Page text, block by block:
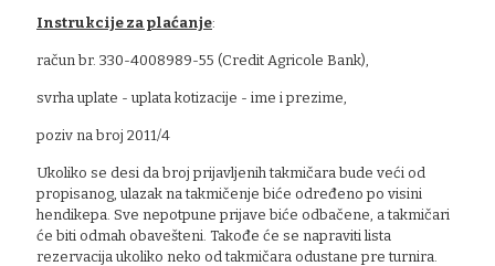
Instrukcije za plaćanje:
račun br. 330-4008989-55 (Credit Agricole Bank),
svrha uplate - uplata kotizacije - ime i prezime,
poziv na broj 2011/4
Ukoliko se desi da broj prijavljenih takmičara bude veći od
propisanog, ulazak na takmičenje biće određeno po visini
hendikepa. Sve nepotpune prijave biće odbačene, a takmičari
će biti odmah obavešteni. Takođe će se napraviti lista
rezervacija ukoliko neko od takmičara odustane pre turnira.